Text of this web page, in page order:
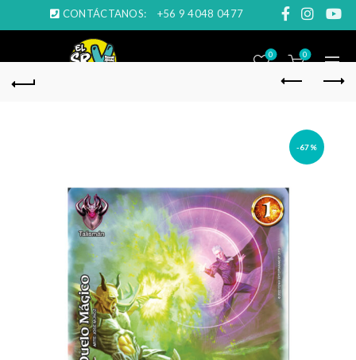
CONTÁCTANOS: +56 9 4048 0477
0 0
-67%